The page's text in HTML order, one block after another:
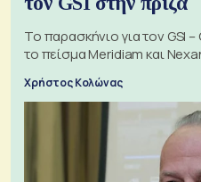
Το παρασκήνιο για τον GSI
το πείσμα Meridiam και
Χρήστος Κολώνας